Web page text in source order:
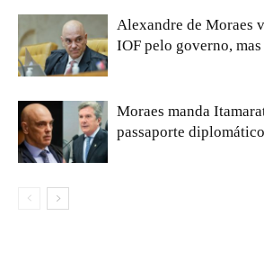
Alexandre de Moraes
IOF pelo governo,
Moraes manda
passaporte